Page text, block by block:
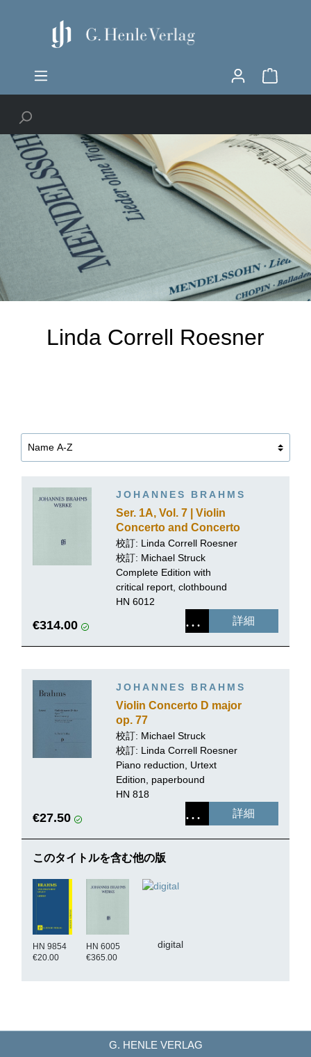
Linda Correll Roesner
JOHANNES BRAHMS
Ser. 1A, Vol. 7 | Violin
Concerto and Concerto
for Violin and Violoncello,
Piano reductions
校訂: Linda Correll Roesner
校訂: Michael Struck
Complete Edition with
critical report, clothbound
HN 6012
€314.00 詳細
JOHANNES BRAHMS
Violin Concerto D major
op. 77
校訂: Michael Struck
校訂: Linda Correll Roesner
Piano reduction, Urtext
Edition, paperbound
HN 818
€27.50 詳細
このタイトルを含む他の版
HN 9854
€20.00
HN 6005
€365.00
digital
G. HENLE VERLAG